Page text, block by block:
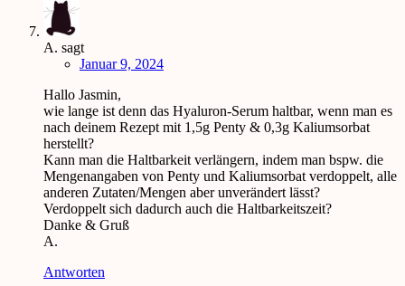
A. sagt
Januar 9, 2024
Hallo Jasmin,
wie lange ist denn das Hyaluron-Serum haltbar, wenn man es
nach deinem Rezept mit 1,5g Penty & 0,3g Kaliumsorbat
herstellt?
Kann man die Haltbarkeit verlängern, indem man bspw. die
Mengenangaben von Penty und Kaliumsorbat verdoppelt, alle
anderen Zutaten/Mengen aber unverändert lässt?
Verdoppelt sich dadurch auch die Haltbarkeitszeit?
Danke & Gruß
A.
Antworten